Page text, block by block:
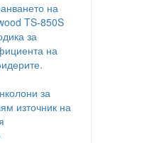
на
TS-850S
за
на
за
източник на